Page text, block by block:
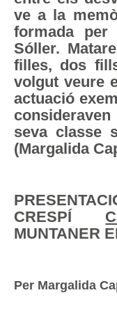
ve a la
formada per
Sóller.
filles, dos
volgut veure
actuació
seva classe
(Margalida
CRESPÍ
MUNTANER
Per Margalida